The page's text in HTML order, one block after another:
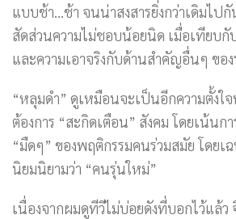
แบบช้า…ช้า จนน่าสงสารยิ่งกว่าเดิมไป
สัดส่วนความไม่ชอบน้อยนิด เมื่อเทียบ
และความเอาจริงกับด้านสำคัญอื่นๆ ของ
“หลุมดำ” ดูเหมือนจะเป็นอีกความตั้งใ
ต้องการ “สะกิดเตือน” สังคม โดยเน้นก
“มืดๆ” ของพฤติกรรมคนร่วมสมัย โดยเ
นิยมนิยามว่า “คนรุ่นใหม่”
เนื่องจากผมดูทีวีไม่บ่อยดังที่บอกไว้แล้ว